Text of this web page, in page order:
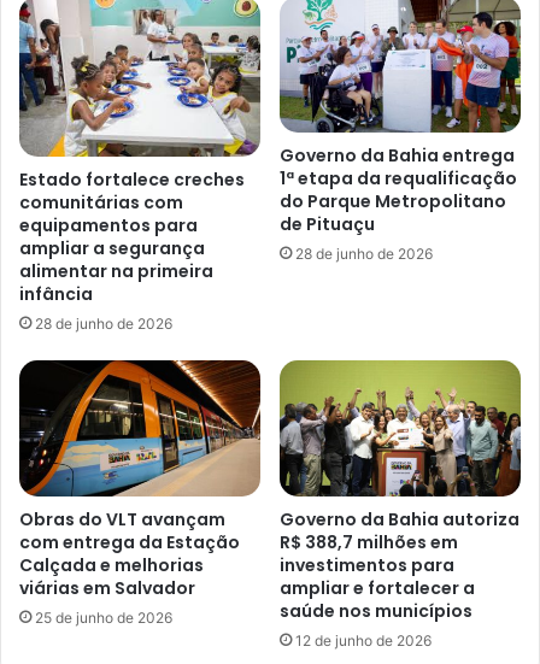
Estado fortalece creches
comunitárias com
equipamentos para
ampliar a segurança
alimentar na primeira
infância
28 de junho de 2026
Governo da Bahia entrega
1ª etapa da requalificação
do Parque Metropolitano
de Pituaçu
28 de junho de 2026
Obras do VLT avançam
com entrega da Estação
Calçada e melhorias
viárias em Salvador
25 de junho de 2026
Governo da Bahia autoriza
R$ 388,7 milhões em
investimentos para
ampliar e fortalecer a
saúde nos municípios
12 de junho de 2026